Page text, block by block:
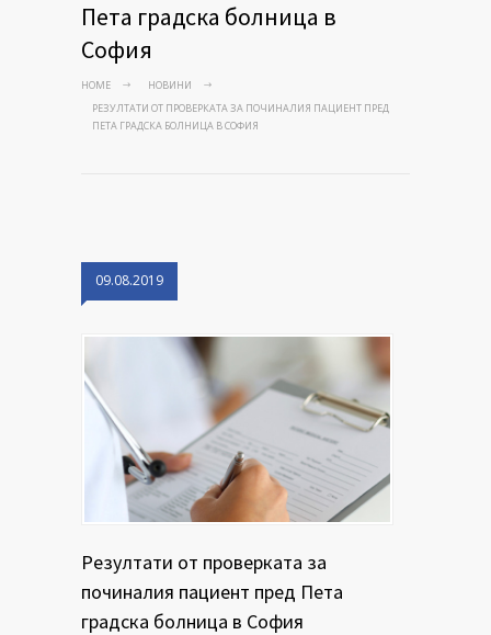
Пета градска болница в
София
HOME
НОВИНИ
РЕЗУЛТАТИ ОТ ПРОВЕРКАТА ЗА ПОЧИНАЛИЯ ПАЦИЕНТ ПРЕД
ПЕТА ГРАДСКА БОЛНИЦА В СОФИЯ
09.08.2019
Резултати от проверката за
починалия пациент пред Пета
градска болница в София